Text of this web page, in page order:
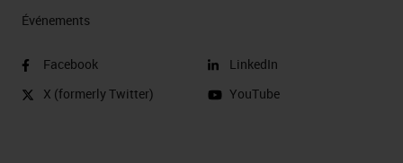
Événements
Facebook
X (formerly Twitter)
LinkedIn
YouTube